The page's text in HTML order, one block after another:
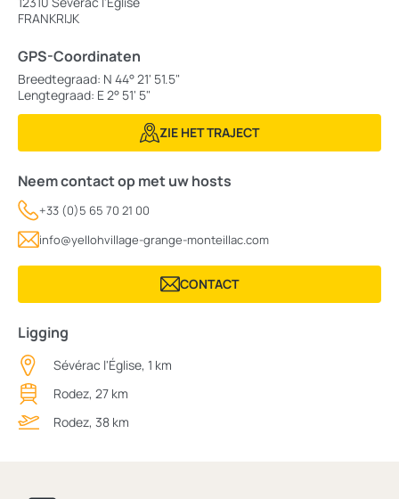
FRANKRIJK
GPS-Coordinaten
Breedtegraad: N 44° 21' 51.5"
Lengtegraad: E 2° 51' 5"
ZIE HET TRAJECT
Neem contact op met uw hosts
+33 (0)5 65 70 21 00
info@yellohvillage-grange-monteillac.com
CONTACT
Ligging
Sévérac l'Église, 1 km
Rodez, 27 km
Rodez, 38 km